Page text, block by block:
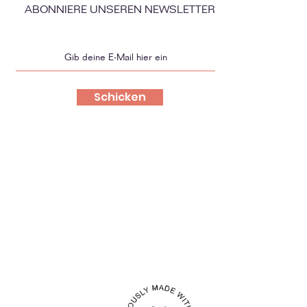
ABONNIERE UNSEREN NEWSLETTER
Schicken